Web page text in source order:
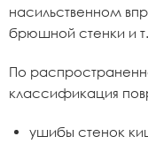
насильственном
брюшной стенки и
По
классификация
ушибы стенок